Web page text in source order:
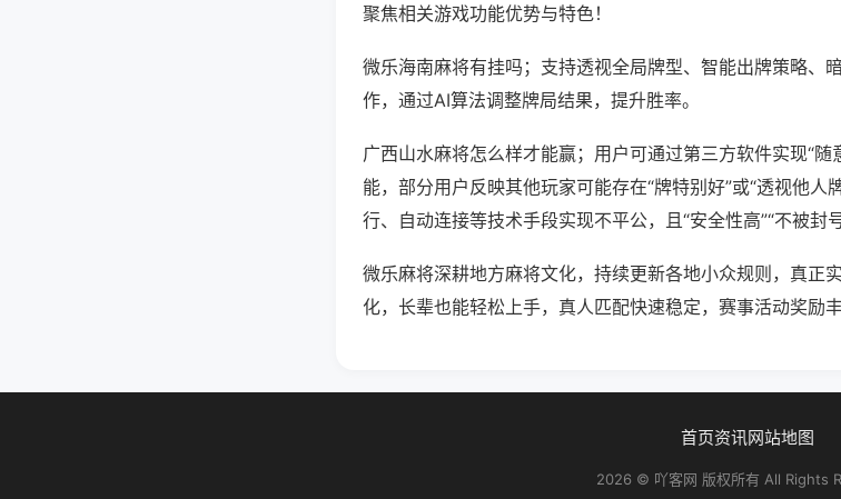
聚焦相关游戏功能优势与特色！
微乐海南麻将有挂吗；支持透视全局牌型、智能出牌策略、
作，通过AI算法调整牌局结果，提升胜率。
广西山水麻将怎么样才能赢；用户可通过第三方软件实现“随
能，部分用户反映其他玩家可能存在“牌特别好”或“透视他人
行、自动连接等技术手段实现不平公，且“安全性高”“不被封号
微乐麻将深耕地方麻将文化，持续更新各地小众规则，真正
化，长辈也能轻松上手，真人匹配快速稳定，赛事活动奖励
首页资讯网站地图
2026 © 吖客网 版权所有 All Rights